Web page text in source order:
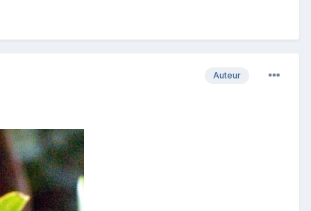
Auteur